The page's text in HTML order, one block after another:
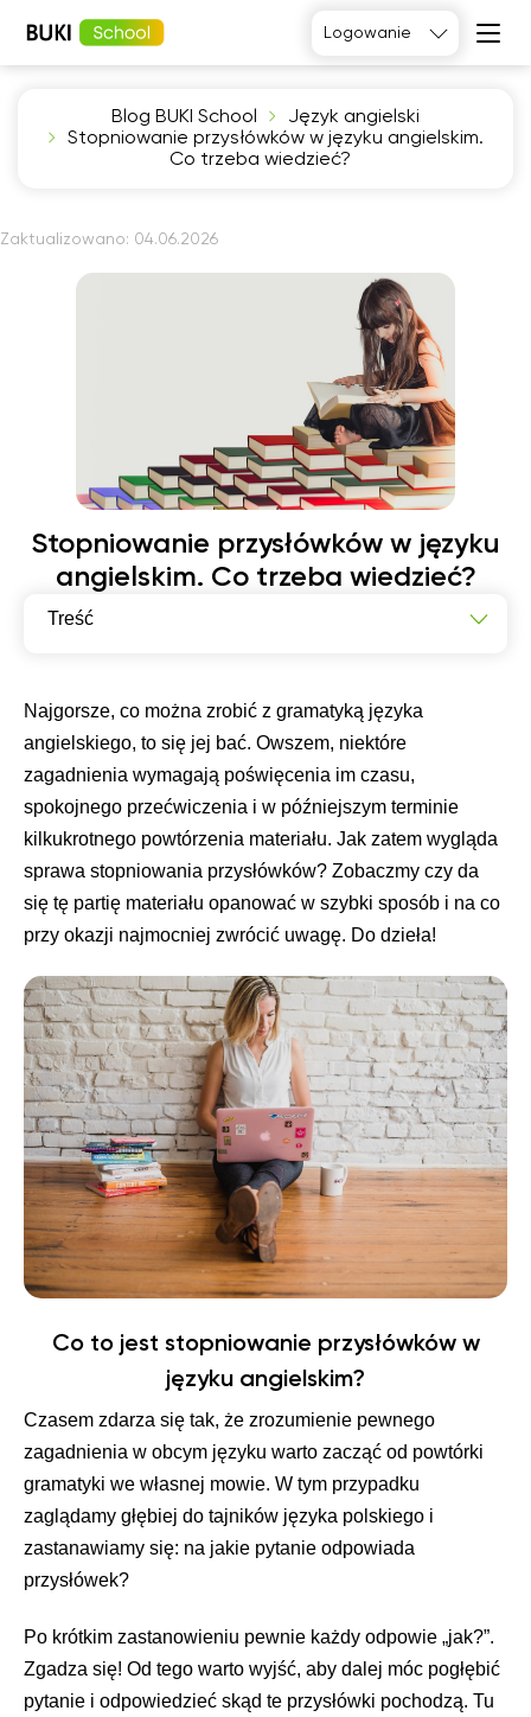
Matematyka
Chemia
Język
angielski
Język
hiszpański
Logowanie
Blog BUKI School
Język angielski
Stopniowanie przysłówków w języku angielskim.
Co trzeba wiedzieć?
Zaktualizowano: 04.06.2026
Stopniowanie przysłówków w języku
angielskim. Co trzeba wiedzieć?
Treść
Jakie są reguły tworzenia stopni przysłówków w
angielskim?
Praktyczne przykłady stopniowania przysłówków w
języku angielskim
Najgorsze, co można zrobić z gramatyką języka
angielskiego, to się jej bać. Owszem, niektóre
zagadnienia wymagają poświęcenia im czasu,
spokojnego przećwiczenia i w późniejszym terminie
kilkukrotnego powtórzenia materiału. Jak zatem wygląda
sprawa stopniowania przysłówków? Zobaczmy czy da
się tę partię materiału opanować w szybki sposób i na co
przy okazji najmocniej zwrócić uwagę. Do dzieła!
Co to jest stopniowanie przysłówków w
języku angielskim?
Czasem zdarza się tak, że zrozumienie pewnego
zagadnienia w obcym języku warto zacząć od powtórki
gramatyki we własnej mowie. W tym przypadku
zaglądamy głębiej do tajników języka polskiego i
zastanawiamy się: na jakie pytanie odpowiada
przysłówek?
Po krótkim zastanowieniu pewnie każdy odpowie „jak?”.
Zgadza się! Od tego warto wyjść, aby dalej móc pogłębić
pytanie i odpowiedzieć skąd te przysłówki pochodzą. Tu